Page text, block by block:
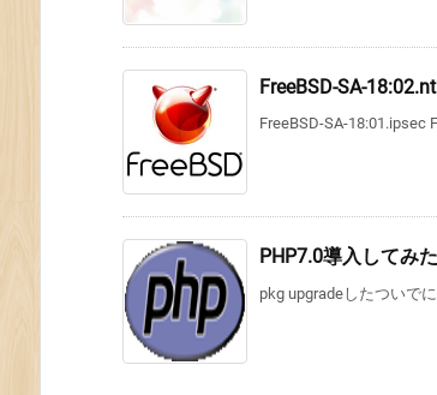
FreeBSD-SA-
FreeBSD-SA-18:01.ipsec
PHP7.0導入してみ
pkg upgradeしたついで